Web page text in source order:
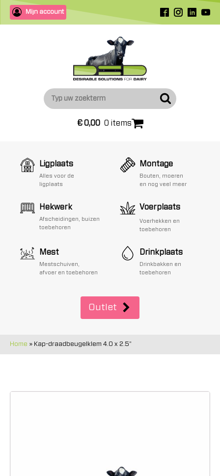
Mijn account
€0,00 0 items
Ligplaats
Alles voor de
ligplaats
Montage
Bouten, moeren
en nog veel meer
Hekwerk
Afscheidingen, buizen
toebehoren
Voerplaats
Voerhekken en
toebehoren
Mest
Mestschuiven,
afvoer en toebehoren
Drinkplaats
Drinkbakken en
toebehoren
Outlet
Home » Kap-draadbeugelklem 4.0 x 2.5"